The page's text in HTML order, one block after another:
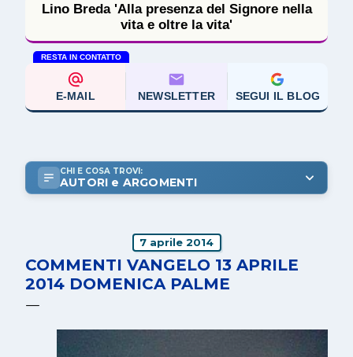
Lino Breda 'Alla presenza del Signore nella
vita e oltre la vita'
RESTA IN CONTATTO
E-MAIL NEWSLETTER SEGUI IL BLOG
CHI E COSA TROVI:
AUTORI e ARGOMENTI
7 aprile 2014
COMMENTI VANGELO 13 APRILE
2014 DOMENICA PALME